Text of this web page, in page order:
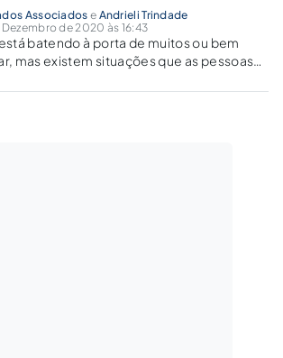
Associados e Andrieli Trindade
de 2020 às 16:43
batendo à porta de muitos ou bem
mas existem situações que as pessoas